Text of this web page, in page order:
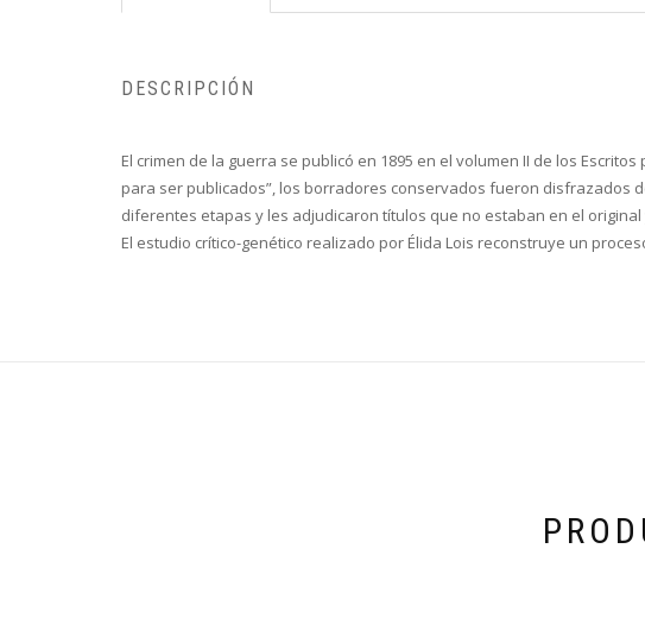
DESCRIPCIÓN
El crimen de la guerra se publicó en 1895 en el volumen II de los
para ser publicados”, los borradores conservados fueron disfrazados
diferentes etapas y les adjudicaron títulos que no estaban en el
El estudio crítico-genético realizado por Élida Lois reconstruye un